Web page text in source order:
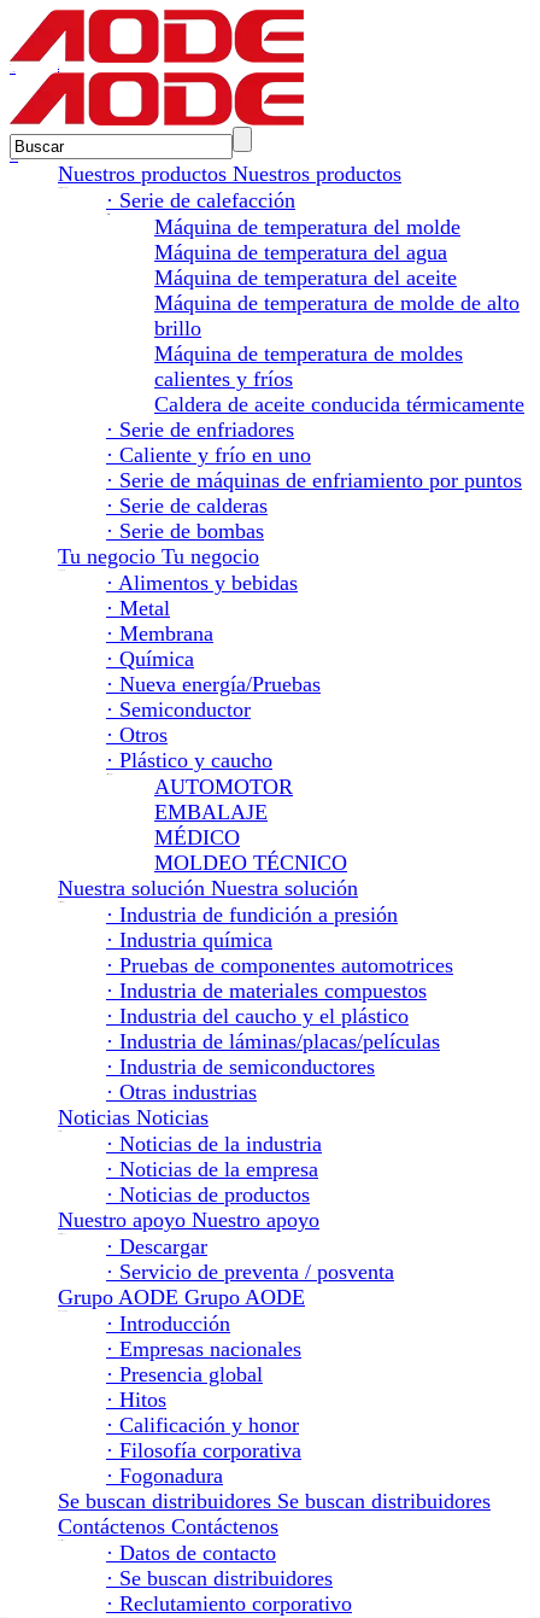
Nuestros productos Nuestros productos
· Serie de calefacción
Máquina de temperatura del molde
Máquina de temperatura del agua
Máquina de temperatura del aceite
Máquina de temperatura de molde de alto
brillo
Máquina de temperatura de moldes
calientes y fríos
Caldera de aceite conducida térmicamente
· Serie de enfriadores
· Caliente y frío en uno
· Serie de máquinas de enfriamiento por puntos
· Serie de calderas
· Serie de bombas
Tu negocio Tu negocio
· Alimentos y bebidas
· Metal
· Membrana
· Química
· Nueva energía/Pruebas
· Semiconductor
· Otros
· Plástico y caucho
AUTOMOTOR
EMBALAJE
MÉDICO
MOLDEO TÉCNICO
Nuestra solución Nuestra solución
· Industria de fundición a presión
· Industria química
· Pruebas de componentes automotrices
· Industria de materiales compuestos
· Industria del caucho y el plástico
· Industria de láminas/placas/películas
· Industria de semiconductores
· Otras industrias
Noticias Noticias
· Noticias de la industria
· Noticias de la empresa
· Noticias de productos
Nuestro apoyo Nuestro apoyo
· Descargar
· Servicio de preventa / posventa
Grupo AODE Grupo AODE
· Introducción
· Empresas nacionales
· Presencia global
· Hitos
· Calificación y honor
· Filosofía corporativa
· Fogonadura
Se buscan distribuidores Se buscan distribuidores
Contáctenos Contáctenos
· Datos de contacto
· Se buscan distribuidores
· Reclutamiento corporativo